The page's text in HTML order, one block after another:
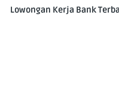
Lowongan Kerja Bank